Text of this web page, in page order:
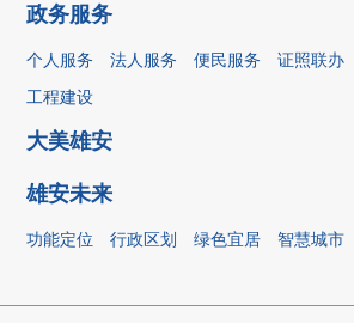
政务服务
个人服务 法人服务 便民服务 证照联办
工程建设
大美雄安
雄安未来
功能定位 行政区划 绿色宜居 智慧城市